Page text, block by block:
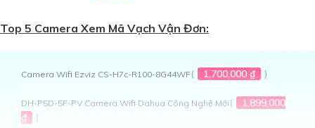
Top 5 Camera Xem Mã Vạch Vận Đơn:
Camera Wifi Ezviz CS-H7c-R100-8G44WF( 1,700,000 ₫ )
DH-P5D-5F-PV Camera Wifi Dahua Công Nghệ Mới (
1,899,000
₫
)